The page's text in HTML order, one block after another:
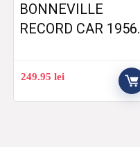
BONNEVILLE
RECORD CAR 1956.
249.95lei